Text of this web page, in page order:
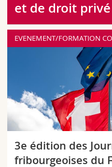
Sciences et médecine
Interfacultaire
Collaborateurs
Webmail
Programme des cours
et de droit
EVENEMENT/FORMATION
3e édition des
fribourgeoises du